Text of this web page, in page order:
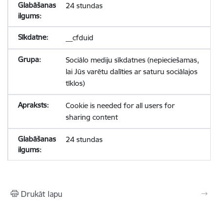
24 stundas
__cfduid
Sociālo mediju sīkdatnes (nepieciešamas,
lai Jūs varētu dalīties ar saturu sociālajos
tīklos)
Cookie is needed for all users for
sharing content
24 stundas
Drukāt lapu